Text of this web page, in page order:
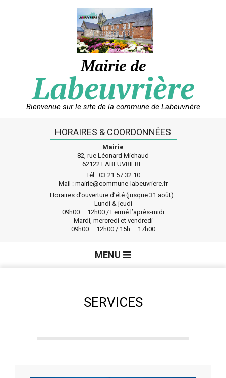
Mairie de
Labeuvrière
Bienvenue sur le site de la commune de Labeuvrière
HORAIRES & COORDONNÉES
Mairie
82, rue Léonard Michaud
62122 LABEUVRIERE.
Tél : 03.21.57.32.10
Mail : mairie@commune-labeuvriere.fr
Horaires d’ouverture d’été (jusque 31 août) :
Lundi & jeudi
09h00 – 12h00 / Fermé l’après-midi
Mardi, mercredi et vendredi
09h00 – 12h00 / 15h – 17h00
MENU
SERVICES